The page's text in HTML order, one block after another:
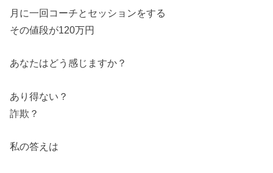
月に一回コーチとセッションをする
その値段が120万円
あなたはどう感じますか？
あり得ない？
詐欺？
私の答えは